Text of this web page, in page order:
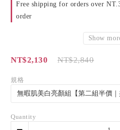
Free shipping for orders over
order
Show
NT$2,840
NT$2,130
規格
Quantity